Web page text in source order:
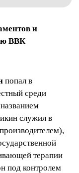
и
ВВК
попал в
среди
служил в
терапии
под контролем